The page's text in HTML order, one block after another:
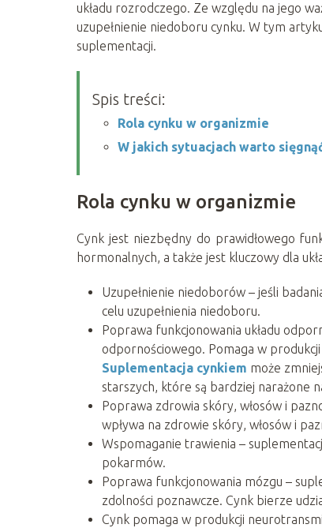
układu rozrodczego. Ze względu na jego
uzupełnienie niedoboru cynku. W tym
suplementacji.
Spis treści:
Rola cynku w organizmie
W jakich sytuacjach warto
Rola cynku w organizmie
Cynk jest niezbędny do prawidłowego
hormonalnych, a także jest kluczowy dla
Uzupełnienie niedoborów – jeśli
celu uzupełnienia niedoboru.
Poprawa funkcjonowania układu
odpornościowego. Pomaga w
Suplementacja cynkiem może
starszych, które są bardziej narażone
Poprawa zdrowia skóry, włosów i
wpływa na zdrowie skóry, włosów i
Wspomaganie trawienia –
pokarmów.
Poprawa funkcjonowania mózgu –
zdolności poznawcze. Cynk bierze
Cynk pomaga w produkcji